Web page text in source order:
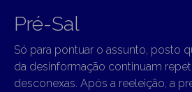
Pré-Sal
Só para pontuar o assunto, posto
da desinformação continuam
desconexas. Após a reeleição, a